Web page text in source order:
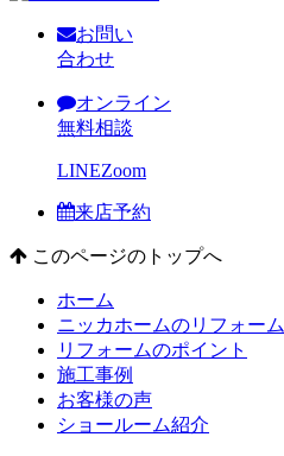
お問い
合わせ
オンライン
無料相談
LINEZoom
来店予約
このページのトップへ
ホーム
ニッカホームのリフォーム
リフォームのポイント
施工事例
お客様の声
ショールーム紹介